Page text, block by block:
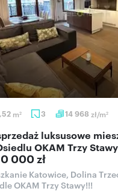
m2 3 14 968 zł/m2
OKAM Trzy Stawy
000 zł
Katowice, Dolina
OKAM Trzy Stawy!!!